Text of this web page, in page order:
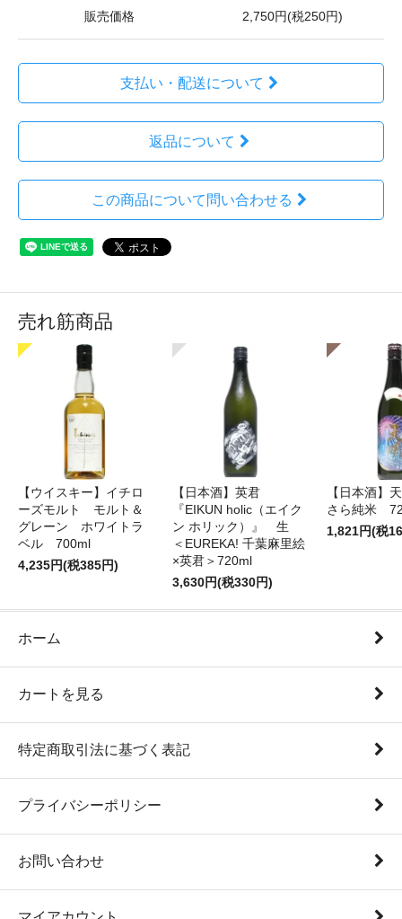
販売価格 2,750円(税250円)
支払い・配送について
返品について
この商品について問い合わせる
売れ筋商品
【ウイスキー】イチロ
ーズモルト モルト＆
グレーン ホワイトラ
ベル 700ml
4,235円(税385円)
【日本酒】英君
『EIKUN holic（エイク
ン ホリック）』 生
＜EUREKA! 千葉麻里絵
×英君＞720ml
3,630円(税330円)
【日本酒】
さら純米
1,821円(税
ホーム
カートを見る
特定商取引法に基づく表記
プライバシーポリシー
お問い合わせ